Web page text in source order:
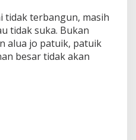
tidak terbangun, masih
tidak suka. Bukan
alua jo patuik, patuik
besar tidak akan